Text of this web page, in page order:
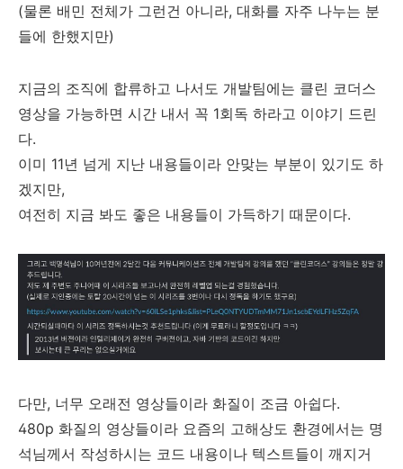
(물론 배민 전체가 그런건 아니라, 대화를 자주 나누는 분
들에 한했지만)
지금의 조직에 합류하고 나서도 개발팀에는 클린 코더스
영상을 가능하면 시간 내서 꼭 1회독 하라고 이야기 드린
다.
이미 11년 넘게 지난 내용들이라 안맞는 부분이 있기도 하
겠지만,
여전히 지금 봐도 좋은 내용들이 가득하기 때문이다.
다만, 너무 오래전 영상들이라 화질이 조금 아쉽다.
480p 화질의 영상들이라 요즘의 고해상도 환경에서는 명
석님께서 작성하시는 코드 내용이나 텍스트들이 깨지거